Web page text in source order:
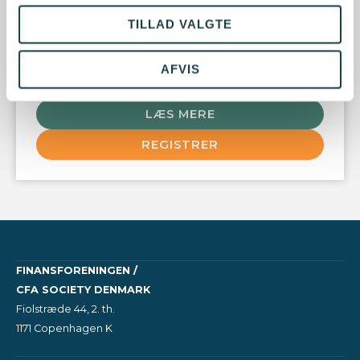
TILLAD VALGTE
AFVIS
Danmarks Eksport- og Investeringsfond (EIFO)
Haifagade 3
LÆS MERE
REGISTRER
FINANSFORENINGEN /
CFA SOCIETY DENMARK
Fiolstræde 44, 2. th.
1171 Copenhagen K